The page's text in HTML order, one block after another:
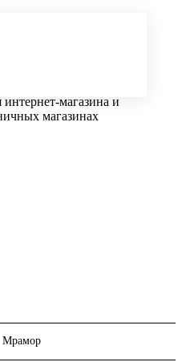
интернет-магазина и
магазинах
Мрамор